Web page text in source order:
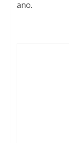
ano.